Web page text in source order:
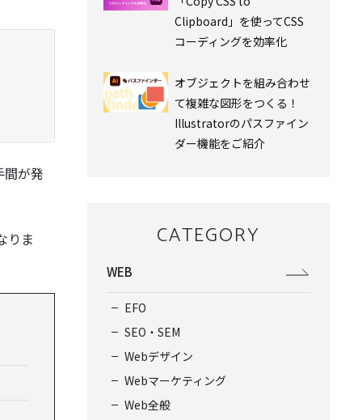
間が発
りま
Clipboard」を使ってCSS
コーディングを効率化
オブジェクトを組み合わせ
て複雑な図形をつくる！
Illustratorのパスファイン
ダー機能をご紹介
CATEGORY
WEB
EFO
SEO・SEM
Webデザイン
Webマーケティング
Web全般